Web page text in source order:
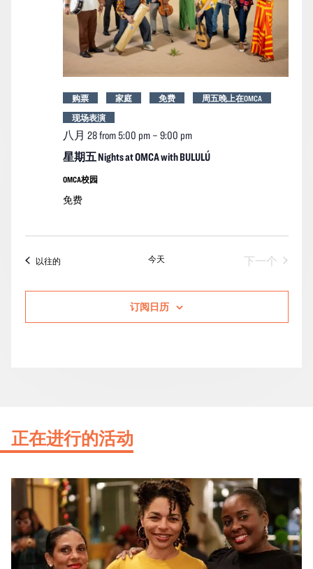
星期五 Nights at OMCA with BULULÚ
八月 28 from 5:00 pm– 9:00 pm
购票 家庭 免费
周五晚上在OMCA
现场表演
OMCA校园
免费
以往的活动 今天 下一个 活动
订阅日历
正在进行的活动